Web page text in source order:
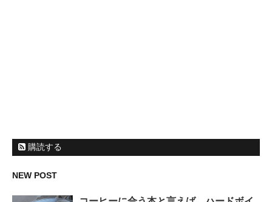
購読する
NEW POST